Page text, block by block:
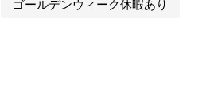
ゴールデンウィーク休暇あり